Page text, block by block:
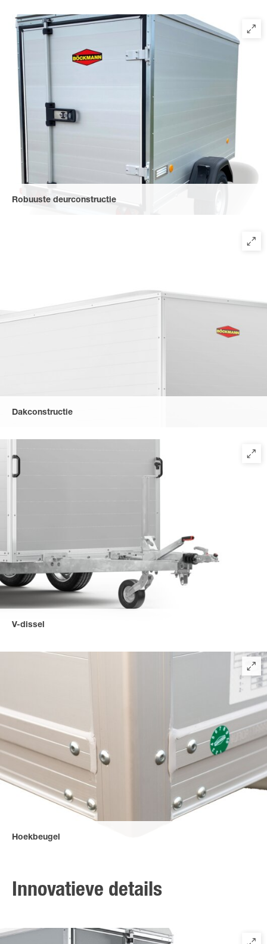
Robuuste deurconstructie
model) en extra versteviging aan de binnenzijde. De deur wordt
aanhangwagen. Rubberen afdichting met dubbele rubberen lip
beschermt tegen vocht.
Dakconstructie
V-dissel
geschroefd, waardoor deze bijzonder eenvoudig te
onderhouden is - voor een lange levensduur van uw trailer.
Hoekbeugel
Innovatieve details